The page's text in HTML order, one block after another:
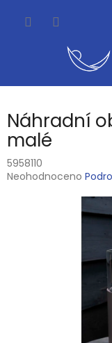
Náhradní
malé
5958110
Průměrné
Neohodnoceno